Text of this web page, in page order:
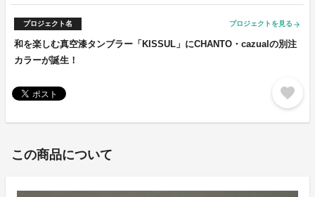
プロジェクト名 プロジェクトを見る arrow_forward
和を楽しむ真空漆タンブラー「KISSUL」にCHANTO・cazualの別注
カラーが誕生！
favorite
この商品について